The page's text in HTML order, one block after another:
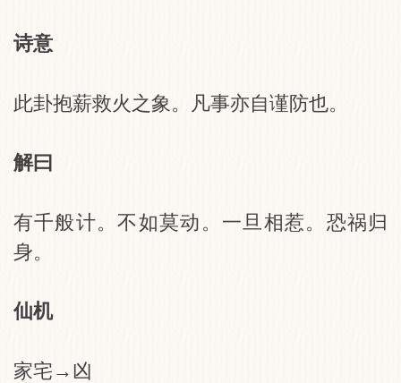
诗意
此卦抱薪救火之象。凡事亦自谨防也。
解曰
有千般计。不如莫动。一旦相惹。恐祸归
身。
仙机
家宅→凶